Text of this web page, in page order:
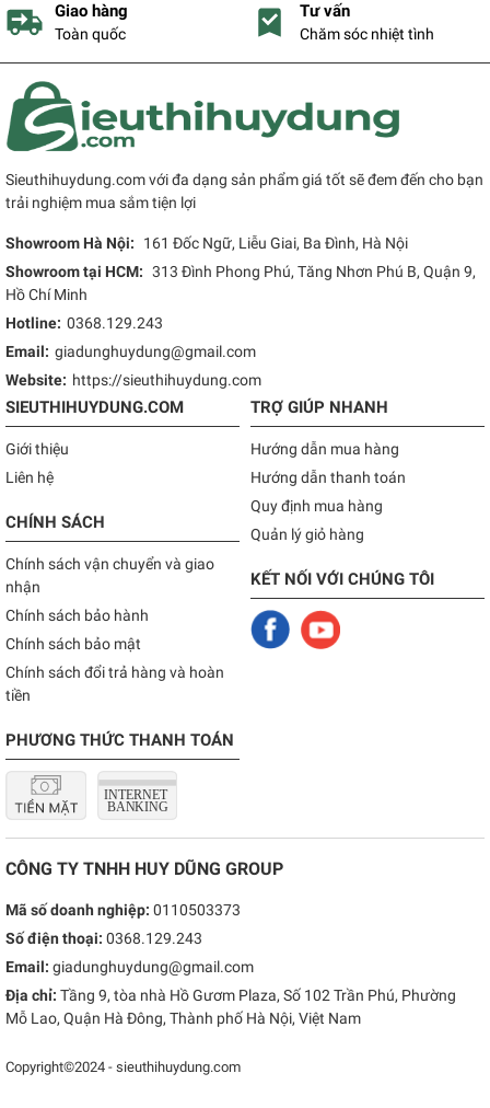
Giao hàng
Toàn quốc
Tư vấn
Chăm sóc nhiệt tình
Sieuthihuydung.com với đa dạng sản phẩm giá tốt sẽ đem đến cho bạn
trải nghiệm mua sắm tiện lợi
Showroom Hà Nội:
161 Đốc Ngữ, Liễu Giai, Ba Đình, Hà Nội
Showroom tại HCM: 313 Đình Phong Phú, Tăng Nhơn Phú B, Quận 9,
Hồ Chí Minh
Hotline: 0368.129.243
Email: giadunghuydung@gmail.com
Website: https://sieuthihuydung.com
SIEUTHIHUYDUNG.COM
Giới thiệu
Liên hệ
CHÍNH SÁCH
Chính sách vận chuyển và giao
nhận
Chính sách bảo hành
Chính sách bảo mật
Chính sách đổi trả hàng và hoàn
tiền
PHƯƠNG THỨC THANH TOÁN
TRỢ GIÚP NHANH
Hướng dẫn mua hàng
Hướng dẫn thanh toán
Quy định mua hàng
Quản lý giỏ hàng
KẾT NỐI VỚI CHÚNG TÔI
CÔNG TY TNHH HUY DŨNG GROUP
Mã số doanh nghiệp: 0110503373
Số điện thoại: 0368.129.243
Email: giadunghuydung@gmail.com
Địa chỉ: Tầng 9, tòa nhà Hồ Gươm Plaza, Số 102 Trần Phú, Phường
Mỗ Lao, Quận Hà Đông, Thành phố Hà Nội, Việt Nam
Copyright©2024 - sieuthihuydung.com